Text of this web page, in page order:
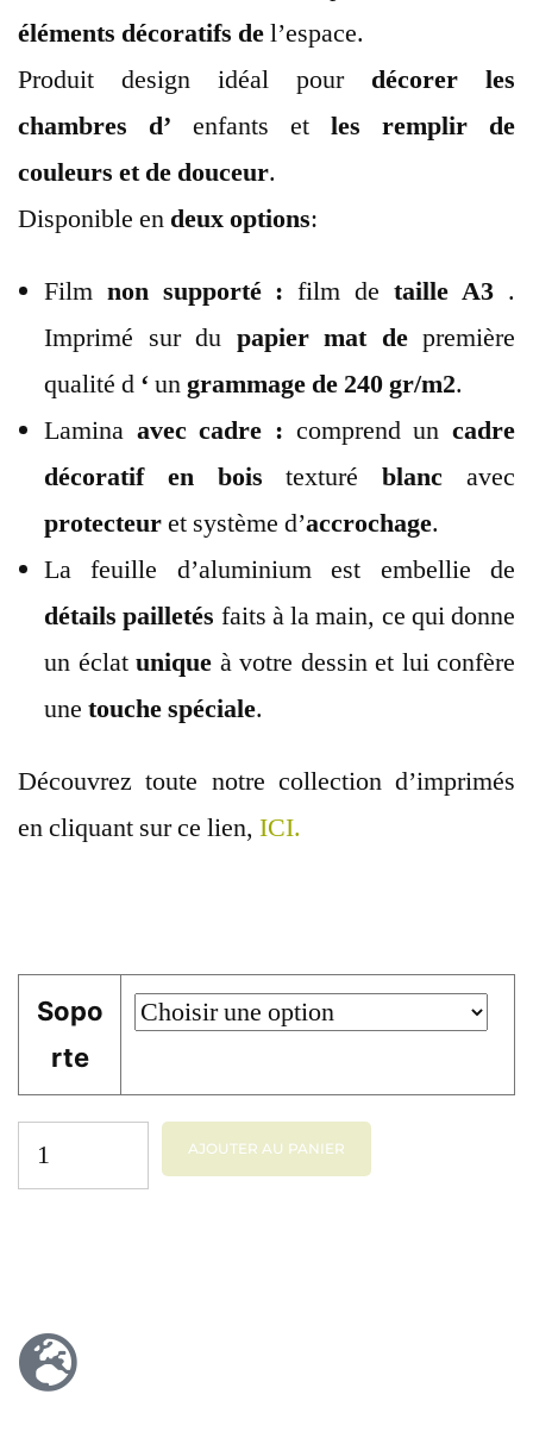
éléments décoratifs del’espace.
Produit design idéal pour décorer les
chambres d’ enfants et les remplir de
couleurs et de douceur.
Disponible en deux options:
Film non supporté : film de taille A3 .
Imprimé sur du papier mat depremière
qualité d ‘ungrammage de 240 gr/m2.
Lamina avec cadre : comprend uncadre
décoratif
en bois texturéblanc avec
protecteuret système d’accrochage.
La feuille d’aluminium est embellie de
détails pailletés faits à la main, ce qui donne
un éclat unique à votre dessin et lui confère
une touche spéciale.
Découvrez toute notre collection d’imprimés
en cliquant sur ce lien, ICI.
Sopo
rte
AJOUTER AU PANIER